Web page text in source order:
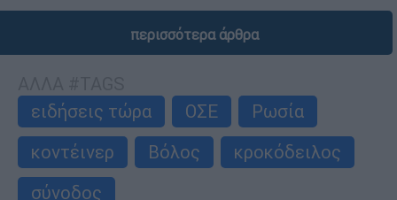
περισσότερα άρθρα
ειδήσεις τώρα
ΟΣΕ
Ρωσία
κοντέινερ
Βόλος
κροκόδειλος
σύνοδος